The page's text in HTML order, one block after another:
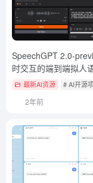
SpeechGPT 2.0-
时交互的端到端拟人
大模型
最新AI资源 # AI开源
2年前